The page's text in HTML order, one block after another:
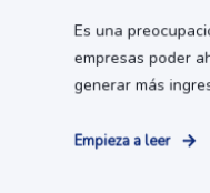
Es una
empresas poder
generar más
Empieza a leer